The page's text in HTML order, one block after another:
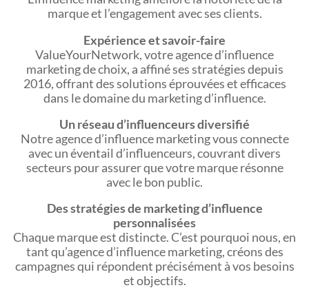
marque et l’engagement avec ses clients.
Expérience et savoir-faire
ValueYourNetwork, votre agence d’influence
marketing de choix, a affiné ses stratégies depuis
2016, offrant des solutions éprouvées et efficaces
dans le domaine du marketing d’influence.
Un réseau d’influenceurs diversifié
Notre agence d’influence marketing vous connecte
avec un éventail d’influenceurs, couvrant divers
secteurs pour assurer que votre marque résonne
avec le bon public.
Des stratégies de marketing d’influence
personnalisées
Chaque marque est distincte. C’est pourquoi nous, en
tant qu’agence d’influence marketing, créons des
campagnes qui répondent précisément à vos besoins
et objectifs.